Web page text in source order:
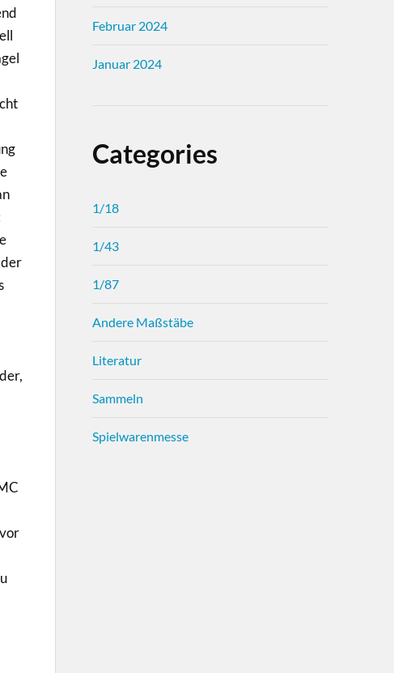
Februar 2024
Januar 2024
Categories
1/18
1/43
1/87
Andere Maßstäbe
Literatur
Sammeln
Spielwarenmesse